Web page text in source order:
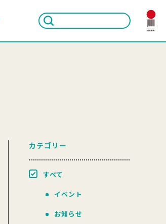
カテゴリー
すべて
イベント
お知らせ